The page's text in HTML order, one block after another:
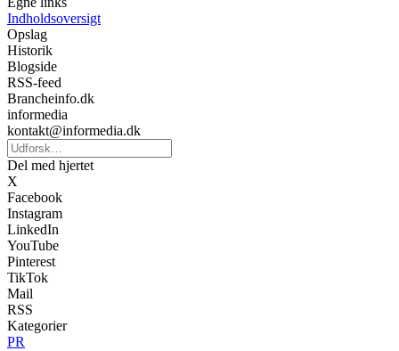
Indholdsoversigt
Opslag
Historik
Blogside
RSS-feed
Brancheinfo.dk
informedia
kontakt@informedia.dk
Del med hjertet
X
Facebook
Instagram
LinkedIn
YouTube
Pinterest
TikTok
Mail
RSS
Kategorier
PR